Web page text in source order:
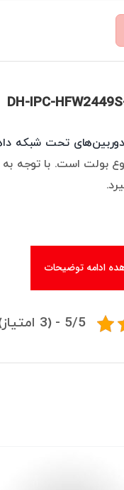
دوربین‌های تحت شبکه
ادامه توضیحات
5/5 - (3 امتیاز)